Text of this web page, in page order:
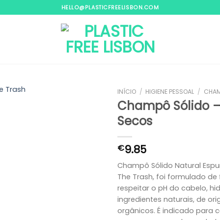
HELLO@PLASTICFREELISBON.COM
INÍCIO / HIGIENE PESSOAL /
Champô Sólido
Secos
€9.85
Champô Sólido Natural
The Trash, foi formulado
respeitar o pH do cabelo,
ingredientes naturais, de
orgânicos. É indicado para